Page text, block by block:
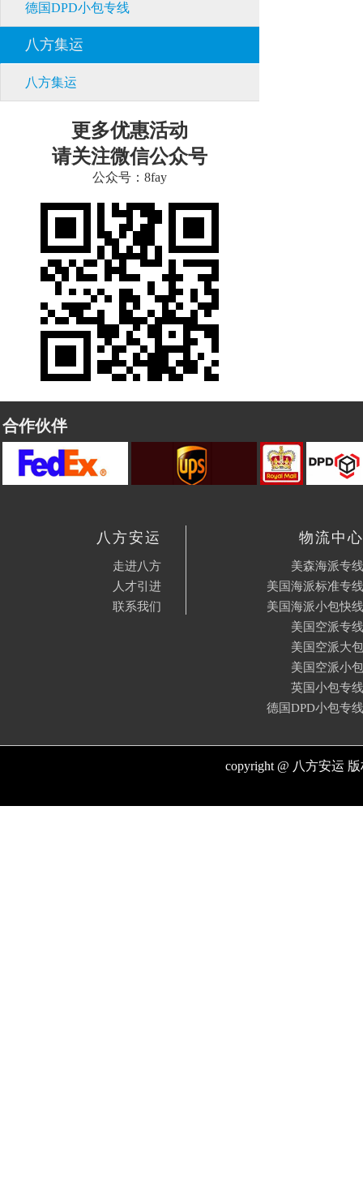
德国DPD小包专线
八方集运
八方集运
更多优惠活动
请关注微信公众号
公众号：8fay
合作伙伴
八方安运
走进八方
人才引进
联系我们
物流中心
美森海派专线
美国海派标准专线
美国海派小包快线
美国空派专线
美国空派大包
美国空派小包
英国小包专线
德国DPD小包专线
copyright @ 八方安运